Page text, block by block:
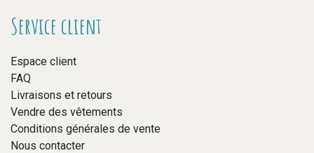
Service client
Espace client
FAQ
Livraisons et retours
Vendre des vêtements
Conditions générales de vente
Nous contacter